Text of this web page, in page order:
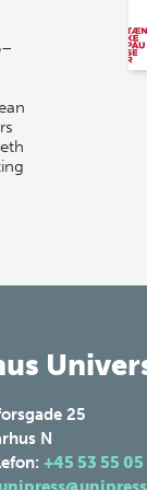
25
N
+45 53 55